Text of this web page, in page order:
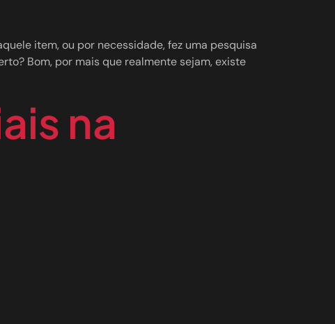
item, ou por necessidade, fez uma pesquisa
Bom, por mais que realmente sejam, existe
na